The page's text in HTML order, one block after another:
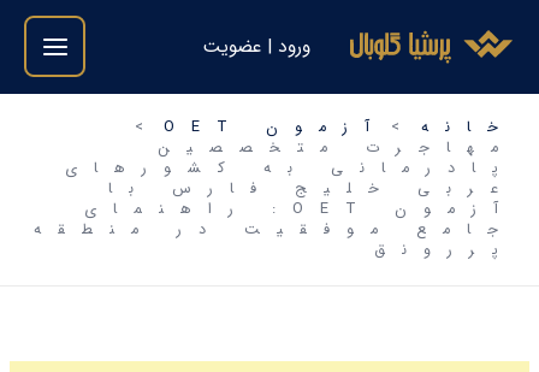
ورود | عضویت
آزمون OET
متخصصین
به کشورهای
خلیج فارس با
آزمون OET: راهنمای
موفقیت در منطقه